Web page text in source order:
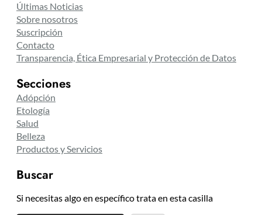
Últimas Noticias
Sobre nosotros
Suscripción
Contacto
Transparencia, Ética Empresarial y Protección de Datos
Secciones
Adópción
Etología
Salud
Belleza
Productos y Servicios
Buscar
Si necesitas algo en específico trata en esta casilla